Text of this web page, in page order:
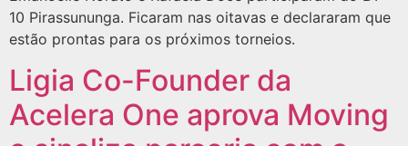
10 Pirassununga. Ficaram nas oitavas e declararam que
estão prontas para os próximos torneios.
Ligia Co-Founder da
Acelera One aprova Moving